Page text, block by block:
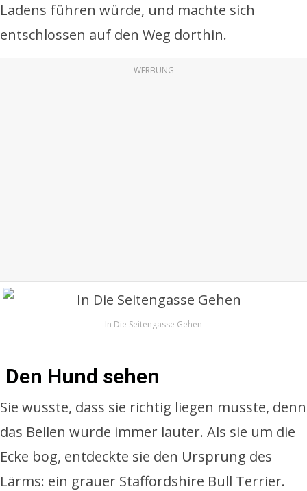
Ladens führen würde, und machte sich
entschlossen auf den Weg dorthin.
WERBUNG
In Die Seitengasse Gehen
Den Hund sehen
Sie wusste, dass sie richtig liegen musste, denn
das Bellen wurde immer lauter. Als sie um die
Ecke bog, entdeckte sie den Ursprung des
Lärms: ein grauer Staffordshire Bull Terrier.